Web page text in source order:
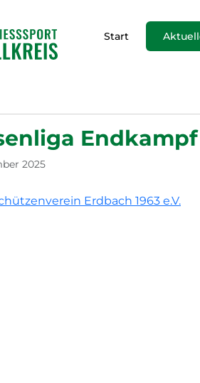
Start
2025
Erdbach 1963 e.V.